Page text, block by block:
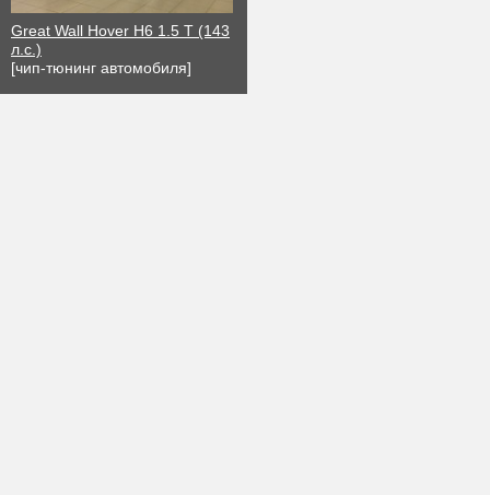
Great Wall Hover H6 1.5 T (143
л.с.)
[чип-тюнинг автомобиля]